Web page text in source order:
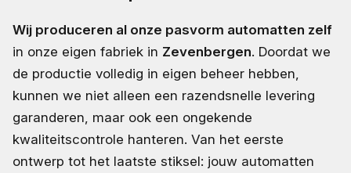
Wij produceren al onze pasvorm automatten zelf
in onze eigen fabriek in Zevenbergen. Doordat we
de productie volledig in eigen beheer hebben,
kunnen we niet alleen een razendsnelle levering
garanderen, maar ook een ongekende
kwaliteitscontrole hanteren. Van het eerste
ontwerp tot het laatste stiksel: jouw automatten